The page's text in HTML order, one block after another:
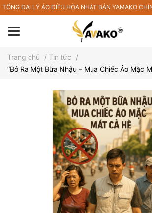
TỔNG ĐẠI LÝ ÁO ĐIỀU HÒA NHẬT BẢN YAMAKO
Trang chủ / Tin tức
/
“Bỏ Ra Một Bữa Nhậu – Mua Chiếc Áo Mặc